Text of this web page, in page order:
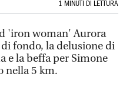
1 MINUTI DI LETTURA
'iron woman' Aurora
fondo, la delusione di
e la beffa per Simone
nella 5 km.